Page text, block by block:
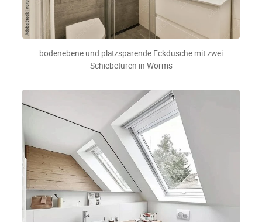
bodenebene und platzsparende Eckdusche mit zwei
Schiebetüren in Worms